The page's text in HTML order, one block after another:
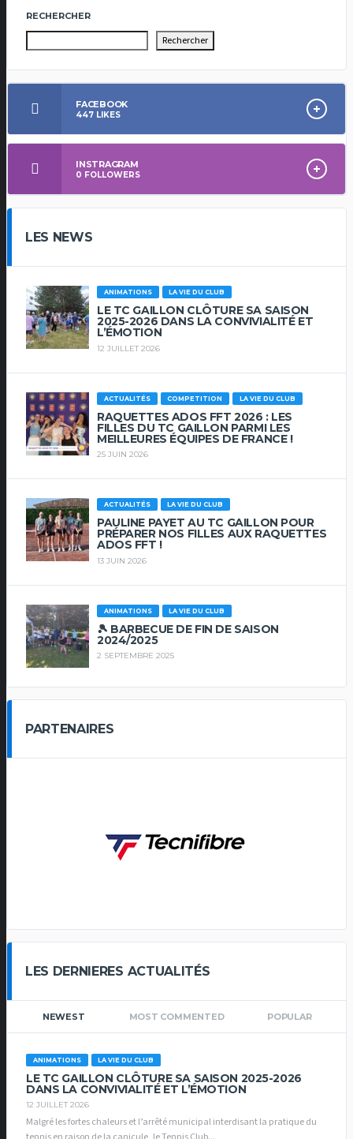
RECHERCHER
Rechercher
FACEBOOK
447 LIKES
INSTRAGRAM
0 FOLLOWERS
LES NEWS
ANIMATIONS LA VIE DU CLUB
LE TC GAILLON CLÔTURE SA SAISON
2025-2026 DANS LA CONVIVIALITÉ ET
L’ÉMOTION
12 JUILLET 2026
ACTUALITÉS COMPETITION LA VIE DU CLUB
RAQUETTES ADOS FFT 2026 : LES
FILLES DU TC GAILLON PARMI LES
MEILLEURES ÉQUIPES DE FRANCE !
25 JUIN 2026
ACTUALITÉS LA VIE DU CLUB
PAULINE PAYET AU TC GAILLON POUR
PRÉPARER NOS FILLES AUX RAQUETTES
ADOS FFT !
13 JUIN 2026
ANIMATIONS LA VIE DU CLUB
🎾 BARBECUE DE FIN DE SAISON
2024/2025
2 SEPTEMBRE 2025
PARTENAIRES
LES DERNIERES ACTUALITÉS
NEWEST MOST COMMENTED POPULAR
ANIMATIONS LA VIE DU CLUB
LE TC GAILLON CLÔTURE SA SAISON 2025-2026
DANS LA CONVIVIALITÉ ET L’ÉMOTION
12 JUILLET 2026
Malgré les fortes chaleurs et l’arrêté municipal interdisant la pratique du